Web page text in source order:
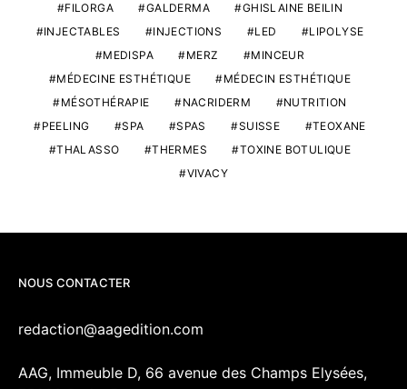
FILORGA
GALDERMA
GHISLAINE BEILIN
INJECTABLES
INJECTIONS LED
LIPOLYSE
MEDISPA
MERZ
MINCEUR
MÉDECINE ESTHÉTIQUE
MÉDECIN ESTHÉTIQUE
MÉSOTHÉRAPIE
NACRIDERM
NUTRITION
PEELING
SPA SPAS SUISSE
TEOXANE
THALASSO
THERMES
TOXINE BOTULIQUE
VIVACY
NOUS CONTACTER
redaction@aagedition.com
AAG, Immeuble D, 66 avenue des Champs Elysées,